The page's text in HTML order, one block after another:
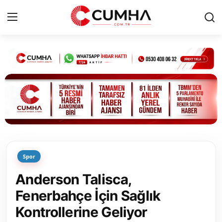
Kurumsal
Cumhurbaşkanlığı
Bakanlıklar
Siyasi Partiler
Yerel Yönetimler
Mülki İdare
Spor
Anderson Talisca,
Fenerbahçe İçin Sağlık
Kontrollerine Geliyor